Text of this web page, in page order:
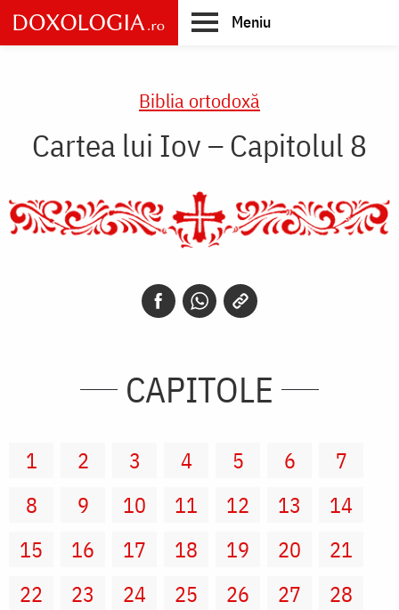
Skip
to
main
Meniu
Biblia ortodoxă
Cartea lui Iov – Capitolul 8
CAPITOLE
1 2 3 4 5 6
7
8
9 10 11 12 13
14
15
16 17 18 19 20
21
22
23 24 25 26 27
28